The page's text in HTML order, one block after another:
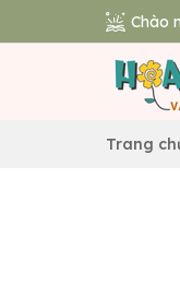
Chào
Trang